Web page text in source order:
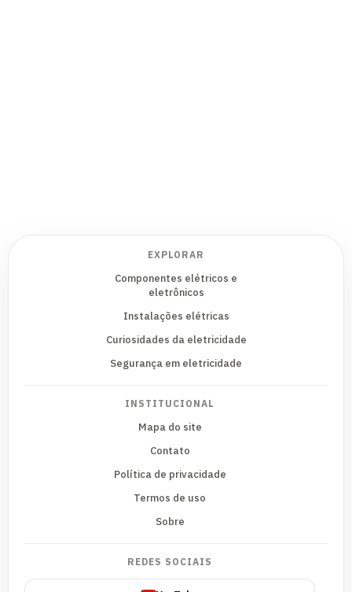
EXPLORAR
Componentes elétricos e
eletrônicos
Instalações elétricas
Curiosidades da eletricidade
Segurança em eletricidade
INSTITUCIONAL
Mapa do site
Contato
Política de privacidade
Termos de uso
Sobre
REDES SOCIAIS